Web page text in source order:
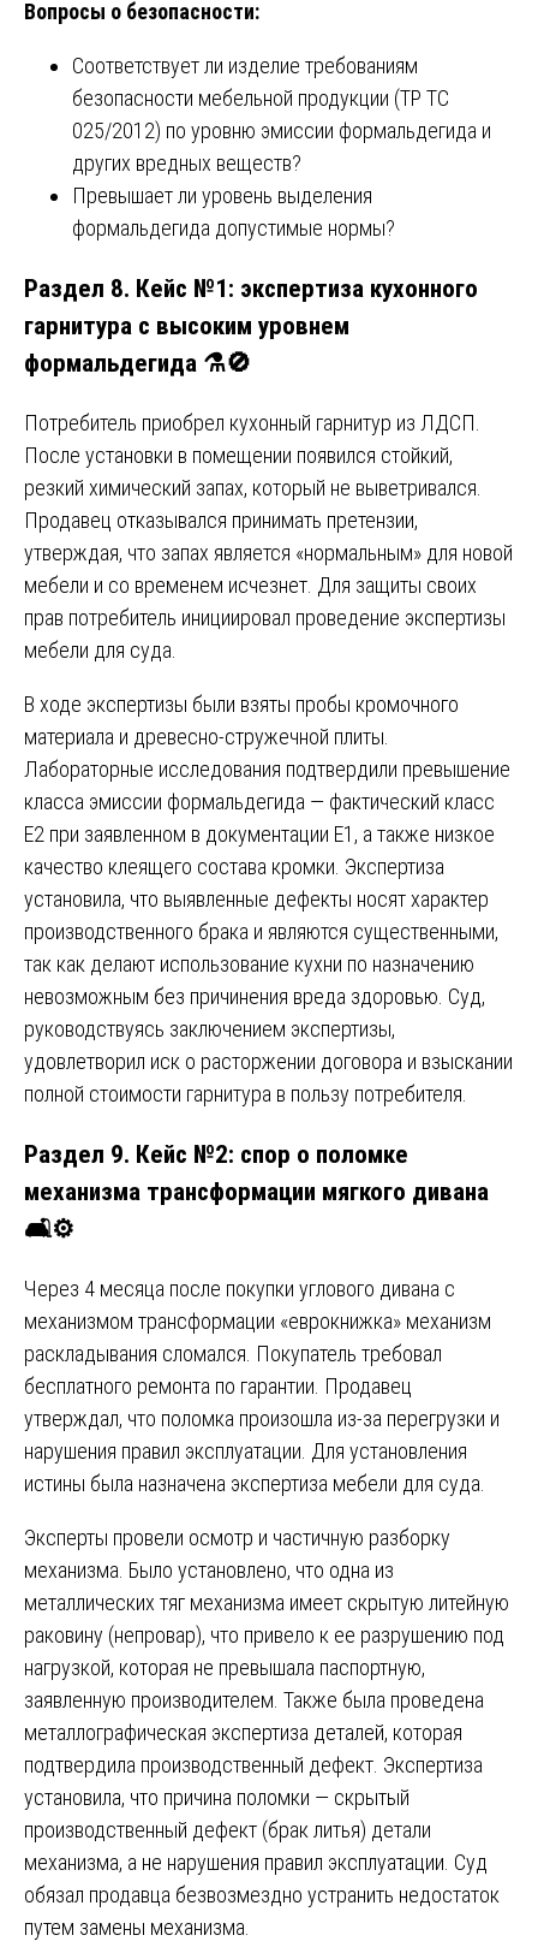
Вопросы о безопасности:
Соответствует ли изделие требованиям
безопасности мебельной продукции (ТР ТС
025/2012) по уровню эмиссии формальдегида и
других вредных веществ?
Превышает ли уровень выделения
формальдегида допустимые нормы?
Раздел 8. Кейс №1: экспертиза кухонного
гарнитура с высоким уровнем
формальдегида ⚗️🚫
Потребитель приобрел кухонный гарнитур из ЛДСП.
После установки в помещении появился стойкий,
резкий химический запах, который не выветривался.
Продавец отказывался принимать претензии,
утверждая, что запах является «нормальным» для новой
мебели и со временем исчезнет. Для защиты своих
прав потребитель инициировал проведение экспертизы
мебели для суда.
В ходе экспертизы были взяты пробы кромочного
материала и древесно-стружечной плиты.
Лабораторные исследования подтвердили превышение
класса эмиссии формальдегида — фактический класс
Е2 при заявленном в документации Е1, а также низкое
качество клеящего состава кромки. Экспертиза
установила, что выявленные дефекты носят характер
производственного брака и являются существенными,
так как делают использование кухни по назначению
невозможным без причинения вреда здоровью. Суд,
руководствуясь заключением экспертизы,
удовлетворил иск о расторжении договора и взыскании
полной стоимости гарнитура в пользу потребителя.
Раздел 9. Кейс №2: спор о поломке
механизма трансформации мягкого дивана
🛋️⚙️
Через 4 месяца после покупки углового дивана с
механизмом трансформации «еврокнижка» механизм
раскладывания сломался. Покупатель требовал
бесплатного ремонта по гарантии. Продавец
утверждал, что поломка произошла из-за перегрузки и
нарушения правил эксплуатации. Для установления
истины была назначена экспертиза мебели для суда.
Эксперты провели осмотр и частичную разборку
механизма. Было установлено, что одна из
металлических тяг механизма имеет скрытую литейную
раковину (непровар), что привело к ее разрушению под
нагрузкой, которая не превышала паспортную,
заявленную производителем. Также была проведена
металлографическая экспертиза деталей, которая
подтвердила производственный дефект. Экспертиза
установила, что причина поломки — скрытый
производственный дефект (брак литья) детали
механизма, а не нарушения правил эксплуатации. Суд
обязал продавца безвозмездно устранить недостаток
путем замены механизма.